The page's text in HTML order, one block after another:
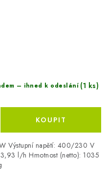
– ihned k odeslání (1 ks)
Výstupní napětí: 400/230 V
l/h Hmotnost (netto): 1035